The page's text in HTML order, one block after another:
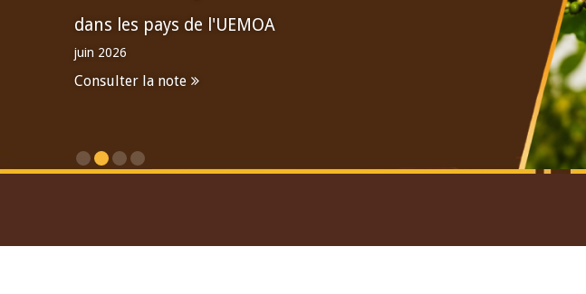
dans les pays de l'UEMOA
juin 2026
Consulter la note